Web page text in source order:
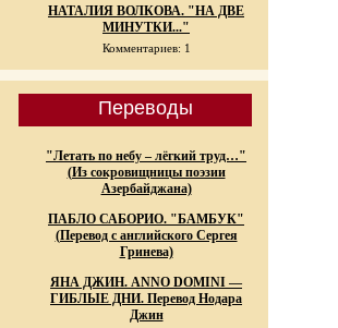
НАТАЛИЯ ВОЛКОВА. "НА ДВЕ
МИНУТКИ..."
Комментариев: 1
Переводы
"Летать по небу – лёгкий труд…"
(Из сокровищницы поэзии
Азербайджана)
ПАБЛО САБОРИО. "БАМБУК"
(Перевод с английского Сергея
Гринева)
ЯНА ДЖИН. ANNO DOMINI —
ГИБЛЫЕ ДНИ. Перевод Нодара
Джин